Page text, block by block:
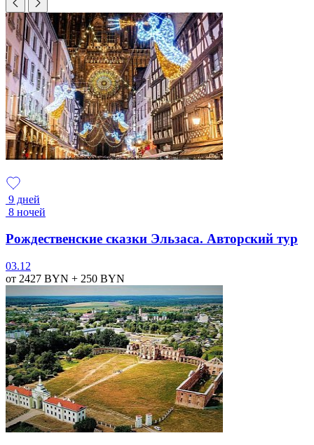
9 дней
8 ночей
Рождественские сказки Эльзаса. Авторский тур
03.12
от 2427 BYN + 250 BYN